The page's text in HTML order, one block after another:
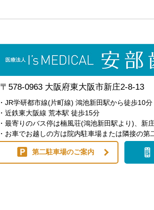
〒578-0963 大阪府東大阪市新庄2-8-13
・JR学研都市線(片町線) 鴻池新田駅から徒歩10分
・近鉄東大阪線 荒本駅 徒歩15分
・最寄りのバス停は楠風荘(鴻池新田駅より)、新
・お車でお越しの方は院内駐車場または隣接の
第二駐車場のご案内